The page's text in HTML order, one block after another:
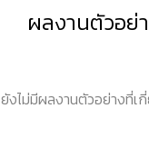
ผลงานตัวอย่
ยังไม่มีผลงานตัวอย่างที่เ